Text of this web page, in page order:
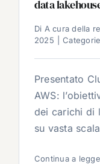
data
Di A cura della
2025
Presentato
AWS:
dei carichi di
su vasta scala
Continua a